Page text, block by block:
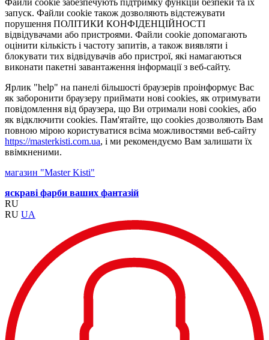
Файли cookie забезпечують підтримку функцій безпеки та їх
запуск. Файли cookie також дозволяють відстежувати
порушення ПОЛІТИКИ КОНФІДЕНЦІЙНОСТІ
відвідувачами або пристроями. Файли cookie допомагають
оцінити кількість і частоту запитів, а також виявляти і
блокувати тих відвідувачів або пристрої, які намагаються
виконати пакетні завантаження інформації з веб-сайту.
Ярлик "help" на панелі більшості браузерів проінформує Вас
як заборонити браузеру приймати нові cookies, як отримувати
повідомлення від браузера, що Ви отримали нові cookies, або
як відключити cookies. Пам'ятайте, що cookies дозволяють Вам
повною мірою користуватися всіма можливостями веб-сайту
https://masterkisti.com.ua, і ми рекомендуємо Вам залишати їх
ввімкненими.
магазин "Master Kisti"
яскраві фарби ваших фантазій
RU
RU UA